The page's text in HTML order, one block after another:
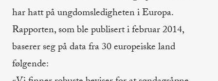
har hatt på ungdomsledigheten i Europa.
Rapporten, som ble publisert i februar 2014,
baserer seg på data fra 30 europeiske land
følgende: